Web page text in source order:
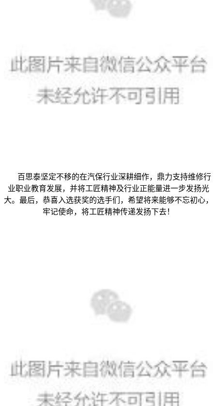
百思泰坚定不移的在汽保行业深耕细作，鼎力支持维修行
业职业教育发展，并将工匠精神及行业正能量进一步发扬光
大。最后，恭喜入选获奖的选手们，希望将来能够不忘初心，
牢记使命，将工匠精神传递发扬下去！